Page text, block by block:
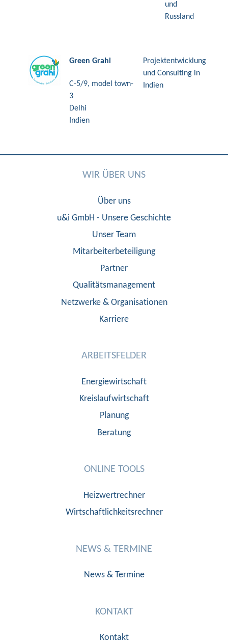
und
Russland
Green Grahi
C-5/9, model town-
3
Delhi
Indien
Projektentwicklung
und Consulting in
Indien
WIR ÜBER UNS
Über uns
u&i GmbH - Unsere Geschichte
Unser Team
Mitarbeiterbeteiligung
Partner
Qualitätsmanagement
Netzwerke & Organisationen
Karriere
ARBEITSFELDER
Energiewirtschaft
Kreislaufwirtschaft
Planung
Beratung
ONLINE TOOLS
Heizwertrechner
Wirtschaftlichkeitsrechner
NEWS & TERMINE
News & Termine
KONTAKT
Kontakt